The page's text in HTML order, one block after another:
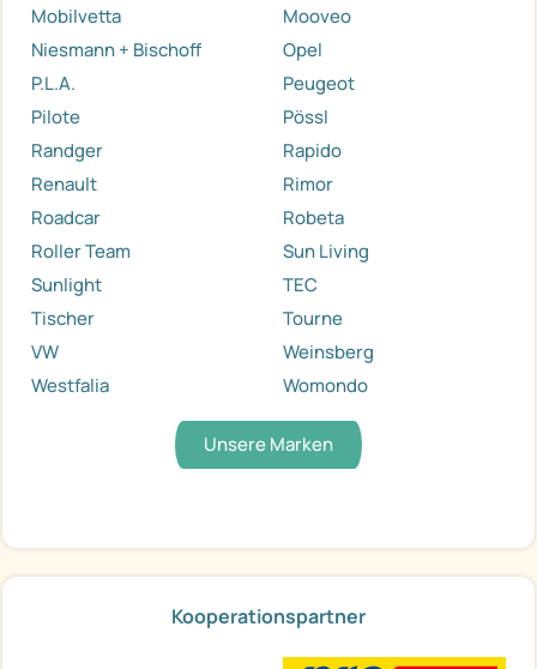
Mobilvetta
Mooveo
Niesmann + Bischoff
Opel
P.L.A.
Peugeot
Pilote
Pössl
Randger
Rapido
Renault
Rimor
Roadcar
Robeta
Roller Team
Sun Living
Sunlight
TEC
Tischer
Tourne
VW
Weinsberg
Westfalia
Womondo
Unsere Marken
Kooperationspartner